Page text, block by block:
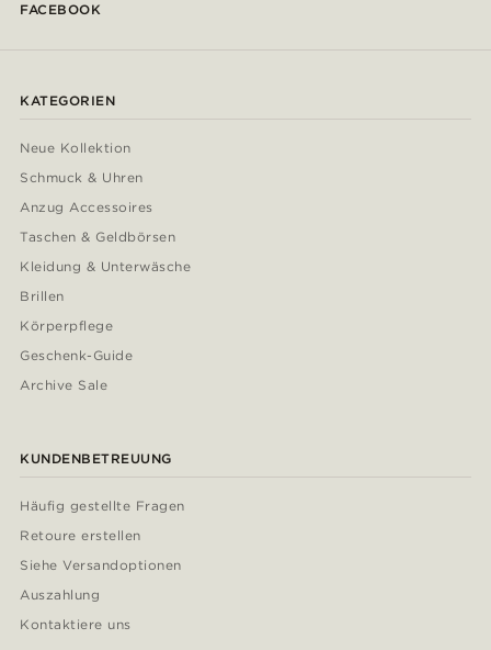
FACEBOOK
KATEGORIEN
Neue Kollektion
Schmuck & Uhren
Anzug Accessoires
Taschen & Geldbörsen
Kleidung & Unterwäsche
Brillen
Körperpflege
Geschenk-Guide
Archive Sale
KUNDENBETREUUNG
Häufig gestellte Fragen
Retoure erstellen
Siehe Versandoptionen
Auszahlung
Kontaktiere uns